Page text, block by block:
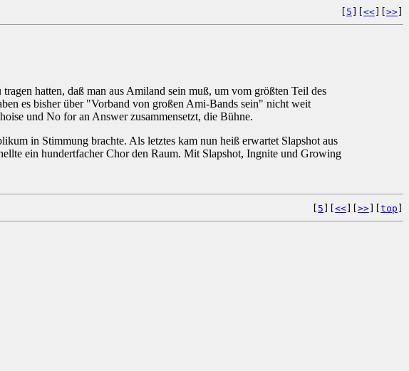
5 << >>
hatten, daß man aus Amiland sein muß, um vom größten Teil des
es bisher über "Vorband von großen Ami-Bands sein" nicht weit
und No for an Answer zusammensetzt, die Bühne.
in Stimmung brachte. Als letztes kam nun heiß erwartet Slapshot aus
ein hundertfacher Chor den Raum. Mit Slapshot, Ingnite und Growing
5 << >> top